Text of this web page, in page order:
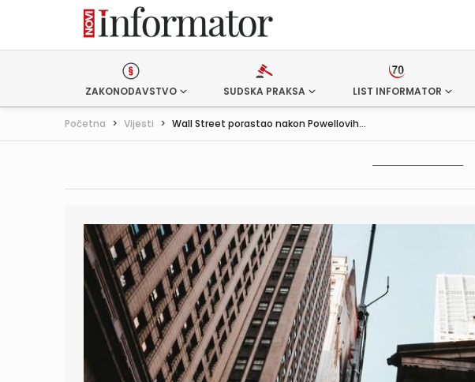
ZAKONODAVSTVO SUDSKA PRAKSA LIST INFORMATOR
Početna > Vijesti > Wall Street porastao nakon Powellovih...